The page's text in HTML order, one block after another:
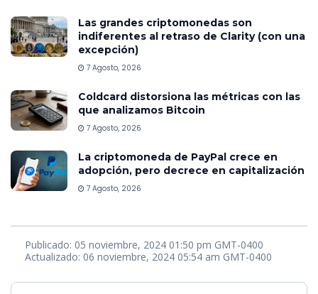
Las grandes criptomonedas son
indiferentes al retraso de Clarity (con una
excepción)
7 Agosto, 2026
Coldcard distorsiona las métricas con las
que analizamos Bitcoin
7 Agosto, 2026
La criptomoneda de PayPal crece en
adopción, pero decrece en capitalización
7 Agosto, 2026
Publicado: 05 noviembre, 2024 01:50 pm GMT-0400
Actualizado: 06 noviembre, 2024 05:54 am GMT-0400